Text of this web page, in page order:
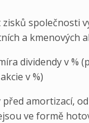
zisků společnosti
a kmenových
dividendy v %
v %)
amortizací,
ve formě